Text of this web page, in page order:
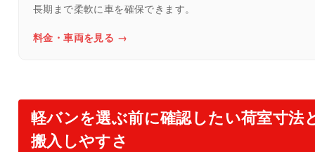
長期まで柔軟に車を確保できます。
料金・車両を見る →
軽バンを選ぶ前に確認したい荷室寸法
搬入しやすさ